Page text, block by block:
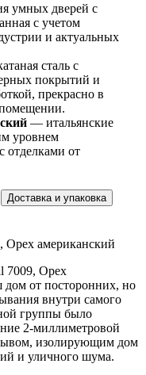
умных дверей с
с учетом
и актуальных
сталь с
покрытий и
прекрасно в
— итальянские
уровнем
отделками от
Доставка и упаковка
Орех американский
7009, Орех
дом от посторонних, но
внутри самого
группы было
2-миллиметровой
изолирующим дом
и уличного шума.